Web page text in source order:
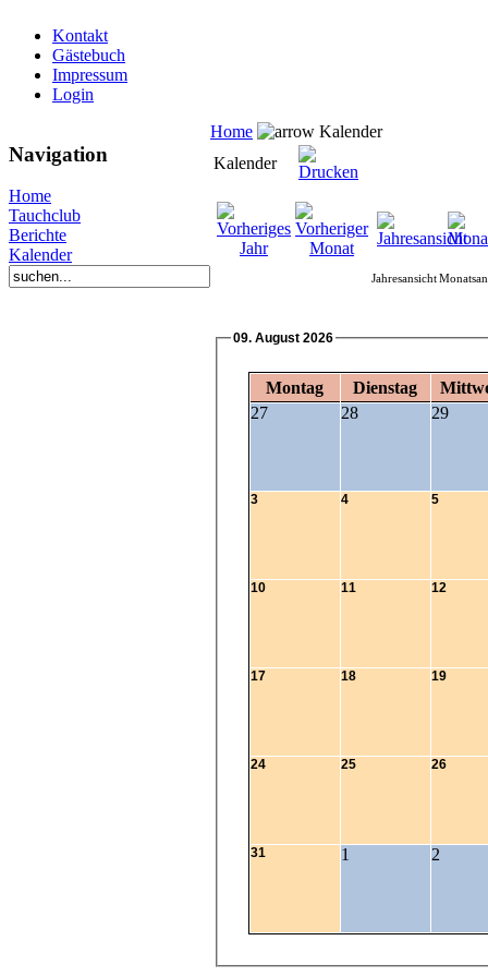
Kontakt
Gästebuch
Impressum
Login
Navigation
Home
Tauchclub
Berichte
Kalender
Home
Kalender
Kalender
Jahresansicht
09. August 2026
Montag Dienstag
27
28 29
3 4 5
10 11 12
17 18 19
24 25 26
31 1 2